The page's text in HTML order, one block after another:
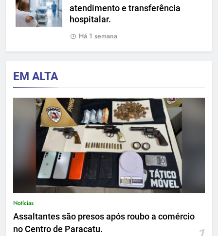
atendimento e transferência
hospitalar.
Há 1 semana
EM ALTA
Notícias
Assaltantes são presos após roubo a comércio
no Centro de Paracatu.